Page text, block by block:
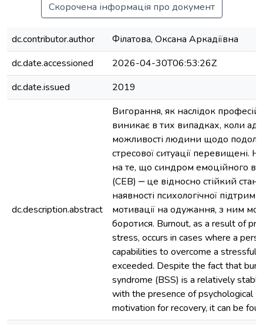
Скорочена інформація про документ
dc.contributor.author
Філатова, Оксана Аркадіївна
dc.date.accessioned
2026-04-30T06:53:26Z
dc.date.issued
2019
dc.description.abstract
Вигорання, як наслідок
виникає в тих випадках, коли
можливості людини щодо
стресової ситуації перевищені.
на те, що синдром емоційного
(СЕВ) ‒ це відносно стійкий
наявності психологічної
мотивації на одужання, з ним
боротися. Burnout, as a result of
stress, occurs in cases where a
capabilities to overcome a stressful
exceeded. Despite the fact that
syndrome (BSS) is a relatively
with the presence of psychological
motivation for recovery, it can be